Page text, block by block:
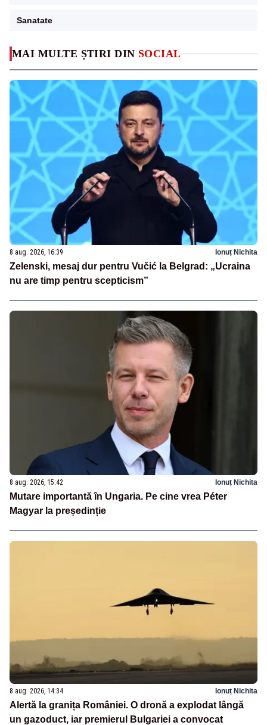
MAI MULTE ȘTIRI DIN SOCIAL
8 aug. 2026, 16:39 Ionuț Nichita
Zelenski, mesaj dur pentru Vučić la Belgrad: „Ucraina
nu are timp pentru scepticism”
8 aug. 2026, 15:42 Ionuț Nichita
Mutare importantă în Ungaria. Pe cine vrea Péter
Magyar la președinție
8 aug. 2026, 14:34 Ionuț Nichita
Alertă la granița României. O dronă a explodat lângă
un gazoduct, iar premierul Bulgariei a convocat
Sanatate